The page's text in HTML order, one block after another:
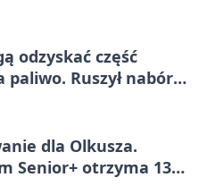
odzyskać część
paliwo. Ruszył nabór
dla Olkusza.
Senior+ otrzyma 134